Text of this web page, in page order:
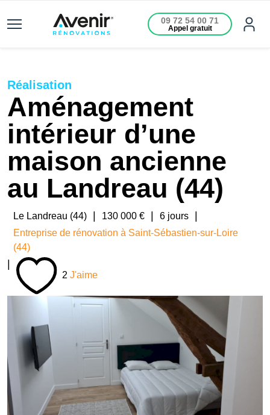
09 72 54 00 71
Appel gratuit
Réalisation
Aménagement
intérieur dʼune
maison ancienne
au Landreau (44)
Le Landreau (44) 130 000 € 6 jours
Entreprise de rénovation à Saint-Sébastien-sur-Loire
(44)
2 J'aime